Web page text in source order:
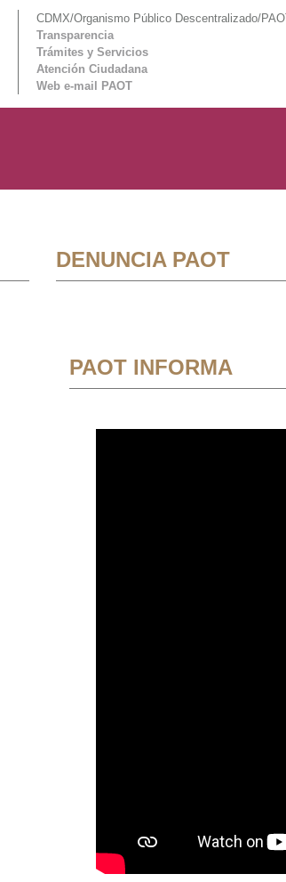
CDMX/Organismo Público Descentralizado/
Transparencia
Trámites y Servicios
Atención Ciudadana
Web e-mail PAOT
DENUNCIA PAOT
PAOT INFORMA